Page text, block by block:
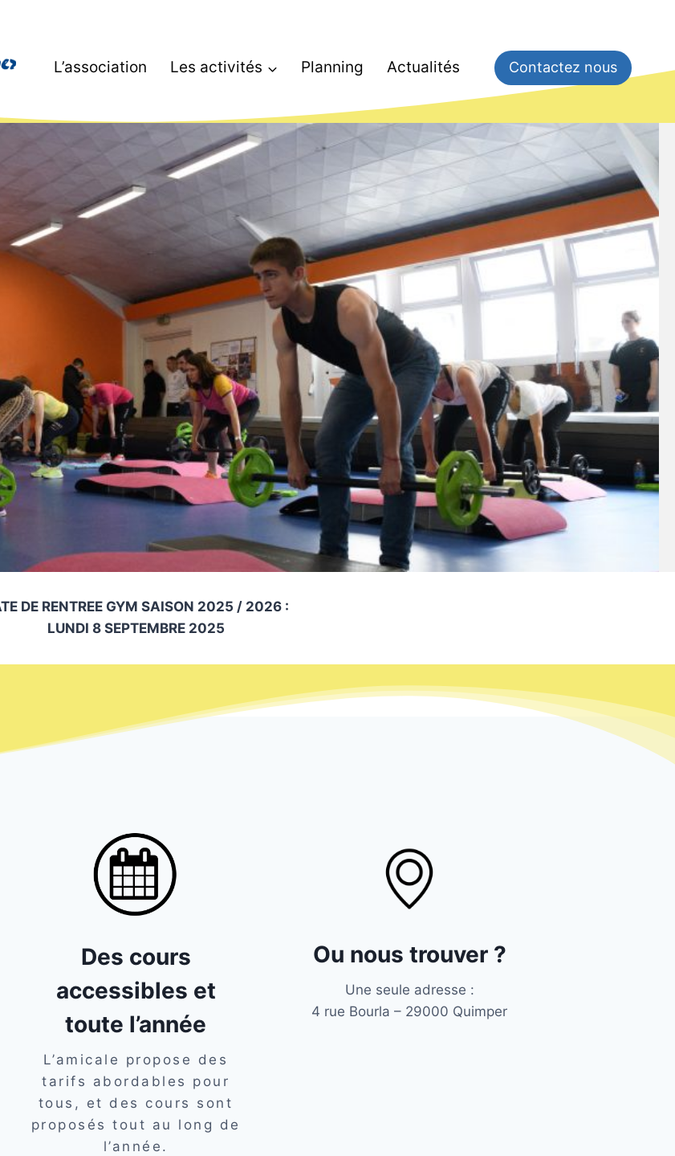
L’association Les activités Planning Actualités Contactez nous
DE RENTREE GYM SAISON 2025 / 2026 :
LUNDI 8 SEPTEMBRE 2025
Des cours
accessibles et
toute l’année
L’amicale propose des
tarifs abordables pour
tous, et des cours sont
proposés tout au long de
l’année.
Ou nous trouver ?
Une seule adresse :
4 rue Bourla – 29000 Quimper